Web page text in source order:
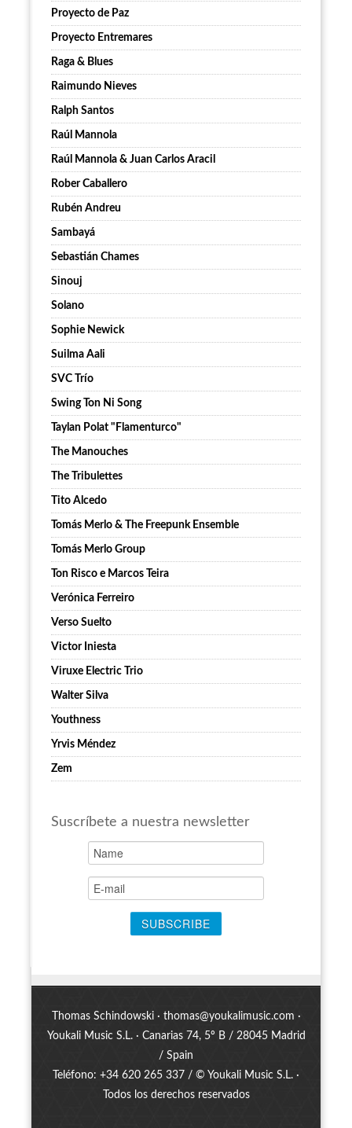
Proyecto de Paz
Proyecto Entremares
Raga & Blues
Raimundo Nieves
Ralph Santos
Raúl Mannola
Raúl Mannola & Juan Carlos Aracil
Rober Caballero
Rubén Andreu
Sambayá
Sebastián Chames
Sinouj
Solano
Sophie Newick
Suilma Aali
SVC Trío
Swing Ton Ni Song
Taylan Polat "Flamenturco"
The Manouches
The Tribulettes
Tito Alcedo
Tomás Merlo & The Freepunk Ensemble
Tomás Merlo Group
Ton Risco e Marcos Teira
Verónica Ferreiro
Verso Suelto
Victor Iniesta
Viruxe Electric Trio
Walter Silva
Youthness
Yrvis Méndez
Zem
Suscríbete a nuestra newsletter
Thomas Schindowski · thomas@youkalimusic.com ·
Youkali Music S.L. · Canarias 74, 5º B / 28045 Madrid
/ Spain
Teléfono: +34 620 265 337 / © Youkali Music S.L. ·
Todos los derechos reservados